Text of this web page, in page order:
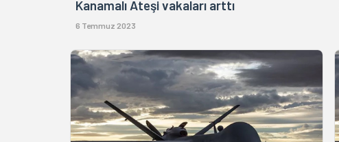
Kanamalı Ateşi vakaları arttı
6 Temmuz 2023